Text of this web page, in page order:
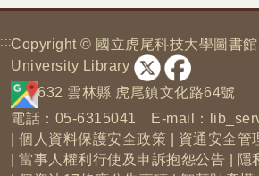
:::Copyright © 國立虎尾科技大學圖書
University Library
632 雲林縣 虎尾鎮文化路64號
電話：05-6315041 E-mail：
|個人資料保護安全政策 | 資通安全管
|當事人權利行使及申訴抱怨公告 | 隱